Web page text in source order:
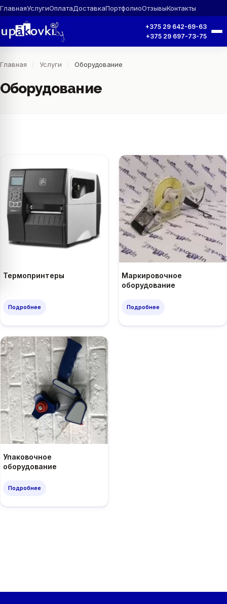
ГлавнаяУслугиОплатаДоставкаПортфолиоОтзывыКонтакты
+375 29 642-69-63
+375 29 697-73-75
Главная Услуги Оборудование
Оборудование
Термопринтеры
Подробнее
Маркировочное
оборудование
Подробнее
Упаковочное
оборудование
Подробнее